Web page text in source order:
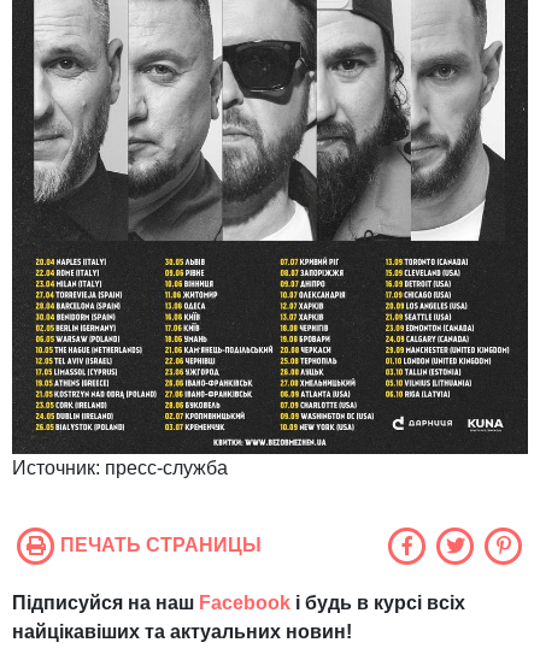
Источник: пресс-служба
ПЕЧАТЬ СТРАНИЦЫ
Підписуйся на наш Facebook і будь в курсі всіх
найцікавіших та актуальних новин!